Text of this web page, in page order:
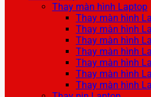
Thay màn hình Laptop
Thay màn hình
Thay màn hình
Thay màn hình
Thay màn hình
Thay màn hình
Thay màn hình
Thay màn hình